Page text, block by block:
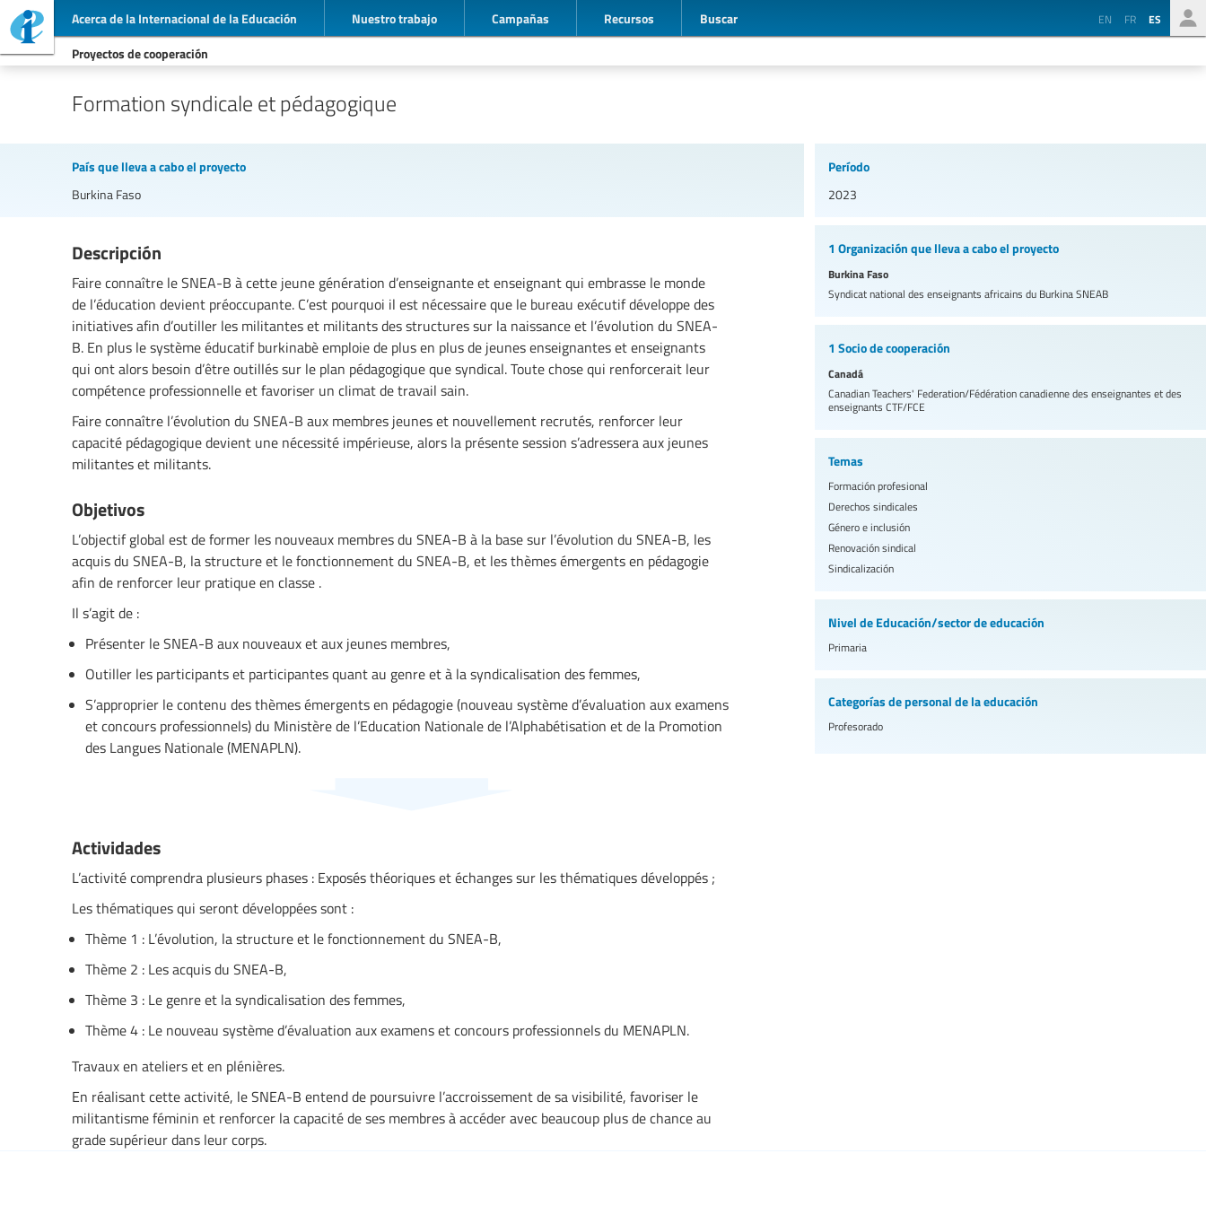
Acerca de la Internacional de la Educación Nuestro trabajo Campañas Recursos Buscar EN FR ES
Proyectos de cooperación
Formation syndicale et pédagogique
País que lleva a cabo el proyecto
Burkina Faso
Descripción
Faire connaître le SNEA-B à cette jeune génération d’enseignante et enseignant qui embrasse le monde
de l’éducation devient préoccupante. C’est pourquoi il est nécessaire que le bureau exécutif développe des
initiatives afin d’outiller les militantes et militants des structures sur la naissance et l’évolution du SNEA-
B. En plus le système éducatif burkinabè emploie de plus en plus de jeunes enseignantes et enseignants
qui ont alors besoin d’être outillés sur le plan pédagogique que syndical. Toute chose qui renforcerait leur
compétence professionnelle et favoriser un climat de travail sain.
Faire connaître l’évolution du SNEA-B aux membres jeunes et nouvellement recrutés, renforcer leur
capacité pédagogique devient une nécessité impérieuse, alors la présente session s’adressera aux jeunes
militantes et militants.
Objetivos
L’objectif global est de former les nouveaux membres du SNEA-B à la base sur l’évolution du SNEA-B, les
acquis du SNEA-B, la structure et le fonctionnement du SNEA-B, et les thèmes émergents en pédagogie
afin de renforcer leur pratique en classe .
Il s’agit de :
Présenter le SNEA-B aux nouveaux et aux jeunes membres,
Outiller les participants et participantes quant au genre et à la syndicalisation des femmes,
S’approprier le contenu des thèmes émergents en pédagogie (nouveau système d’évaluation aux examens
et concours professionnels) du Ministère de l’Education Nationale de l’Alphabétisation et de la Promotion
des Langues Nationale (MENAPLN).
Actividades
L’activité comprendra plusieurs phases : Exposés théoriques et échanges sur les thématiques développés ;
Les thématiques qui seront développées sont :
Thème 1 : L’évolution, la structure et le fonctionnement du SNEA-B,
Thème 2 : Les acquis du SNEA-B,
Thème 3 : Le genre et la syndicalisation des femmes,
Thème 4 : Le nouveau système d’évaluation aux examens et concours professionnels du MENAPLN.
Travaux en ateliers et en plénières.
En réalisant cette activité, le SNEA-B entend de poursuivre l’accroissement de sa visibilité, favoriser le
militantisme féminin et renforcer la capacité de ses membres à accéder avec beaucoup plus de chance au
grade supérieur dans leur corps.
Período
2023
1 Organización que lleva a cabo el proyecto
Burkina Faso
Syndicat national des enseignants africains du Burkina SNEAB
1 Socio de cooperación
Canadá
Canadian Teachers' Federation/Fédération canadienne des enseignantes et des
enseignants CTF/FCE
Temas
Formación profesional
Derechos sindicales
Género e inclusión
Renovación sindical
Sindicalización
Nivel de Educación/sector de educación
Primaria
Categorías de personal de la educación
Profesorado